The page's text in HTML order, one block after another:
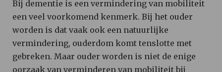
Bij dementie is een vermindering van mobiliteit
een veel voorkomend kenmerk. Bij het ouder
worden is dat vaak ook een natuurlijke
vermindering, ouderdom komt tenslotte met
gebreken. Maar ouder worden is niet de enige
oorzaak van verminderen van mobiliteit bij